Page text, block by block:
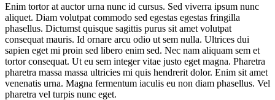
Enim tortor at auctor urna nunc id cursus. Sed viverra ipsum nunc
aliquet. Diam volutpat commodo sed egestas egestas fringilla
phasellus. Dictumst quisque sagittis purus sit amet volutpat
consequat mauris. Id ornare arcu odio ut sem nulla. Ultrices dui
sapien eget mi proin sed libero enim sed. Nec nam aliquam sem et
tortor consequat. Ut eu sem integer vitae justo eget magna. Pharetra
pharetra massa massa ultricies mi quis hendrerit dolor. Enim sit amet
venenatis urna. Magna fermentum iaculis eu non diam phasellus. Vel
pharetra vel turpis nunc eget.